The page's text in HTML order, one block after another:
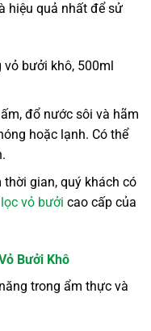
hiệu quả nhất để sử
vỏ bưởi khô, 500ml
đổ nước sôi và hãm
hoặc lạnh. Có thể
gian, quý khách có
vỏ bưởi cao cấp của
Bưởi Khô
trong ẩm thực và